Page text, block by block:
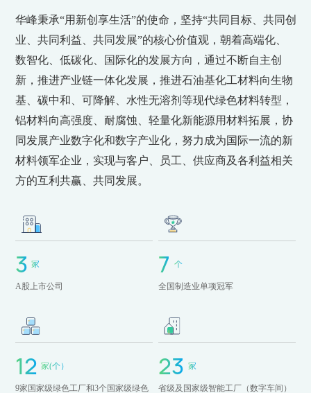
华峰秉承“用新创享生活”的使命，坚持“共同目标、共同创
业、共同利益、共同发展”的核心价值观，朝着高端化、
数智化、低碳化、国际化的发展方向，通过不断自主创
新，推进产业链一体化发展，推进石油基化工材料向生物
基、碳中和、可降解、水性无溶剂等现代绿色材料转型，
铝材料向高强度、耐腐蚀、轻量化新能源用材料拓展，协
同发展产业数字化和数字产业化，努力成为国际一流的新
材料领军企业，实现与客户、员工、供应商及各利益相关
方的互利共赢、共同发展。
3
3 家
A股上市公司
7
7 个
全国制造业单项冠军
12
12 家(个）
9家国家级绿色工厂和3个国家级绿色
23
23 家
省级及国家级智能工厂（数字车间）